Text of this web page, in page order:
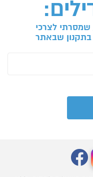
לצרכי
בתקנון שבאתר